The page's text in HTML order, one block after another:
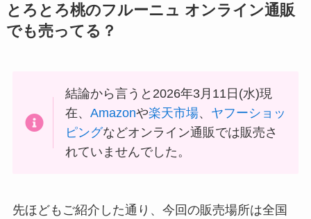
とろとろ桃のフルーニュ オンライン通販
でも売ってる？
結論から言うと2026年3月11日(水)現
在、Amazonや楽天市場、 ヤフーショッ
ピングなどオンライン通販では販売さ
れていませんでした。
先ほどもご紹介した通り、今回の販売場所は全国